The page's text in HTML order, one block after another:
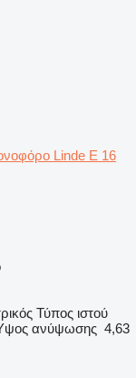
Linde E 16
Τύπος ιστού
ανύψωσης 4,63